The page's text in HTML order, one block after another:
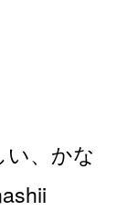
、かな